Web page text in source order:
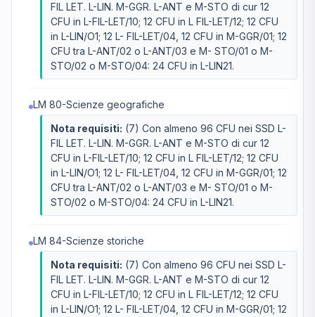
FIL LET. L-LIN. M-GGR. L-ANT e M-STO di cur 12
CFU in L-FIL-LET/10; 12 CFU in L FIL-LET/12; 12 CFU
in L-LIN/O1; 12 L- FIL-LET/04, 12 CFU in M-GGR/01; 12
CFU tra L-ANT/02 o L-ANT/03 e M- STO/01 o M-
STO/02 o M-STO/04: 24 CFU in L-LIN21.
LM 80-Scienze geografiche
Nota requisiti: (7) Con almeno 96 CFU nei SSD L-
FIL LET. L-LIN. M-GGR. L-ANT e M-STO di cur 12
CFU in L-FIL-LET/10; 12 CFU in L FIL-LET/12; 12 CFU
in L-LIN/O1; 12 L- FIL-LET/04, 12 CFU in M-GGR/01; 12
CFU tra L-ANT/02 o L-ANT/03 e M- STO/01 o M-
STO/02 o M-STO/04: 24 CFU in L-LIN21.
LM 84-Scienze storiche
Nota requisiti: (7) Con almeno 96 CFU nei SSD L-
FIL LET. L-LIN. M-GGR. L-ANT e M-STO di cur 12
CFU in L-FIL-LET/10; 12 CFU in L FIL-LET/12; 12 CFU
in L-LIN/O1; 12 L- FIL-LET/04, 12 CFU in M-GGR/01; 12